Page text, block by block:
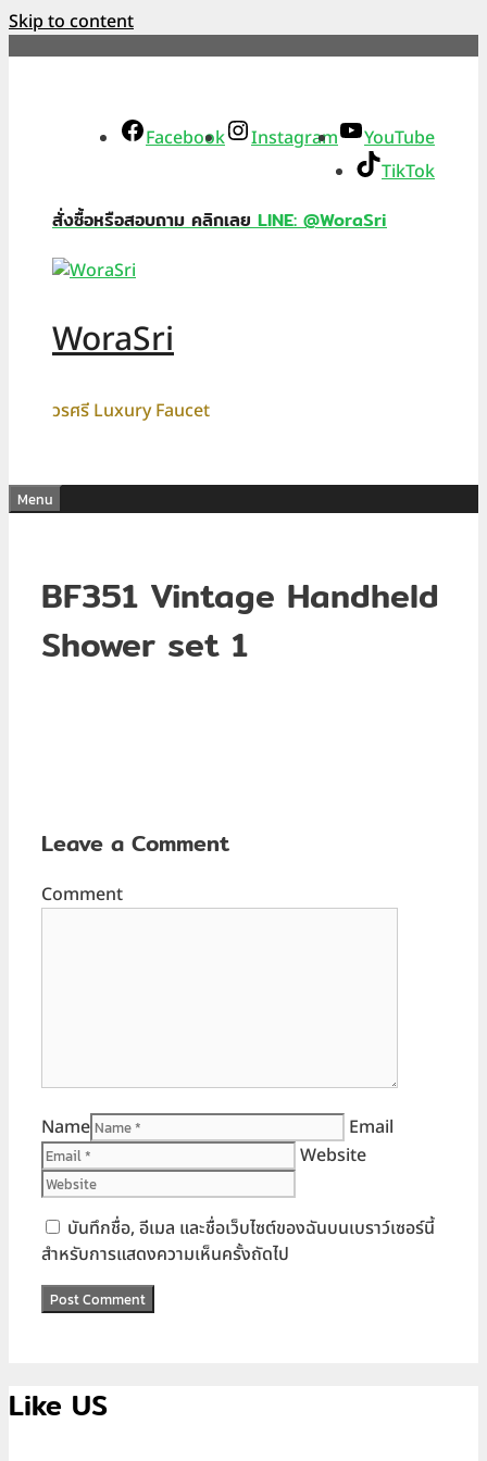
Skip to content
Facebook Instagram
YouTube
TikTok
สั่งซื้อหรือสอบถาม คลิกเลยLINE: @WoraSri
WoraSri
วรศรี Luxury Faucet
Menu
BF351 Vintage Handheld
Shower set 1
Leave a Comment
Comment
Name
Email
Website
บันทึกชื่อ, อีเมล และชื่อเว็บไซต์ของฉันบนเบราว์เซอร์นี้
สำหรับการแสดงความเห็นครั้งถัดไป
Like US